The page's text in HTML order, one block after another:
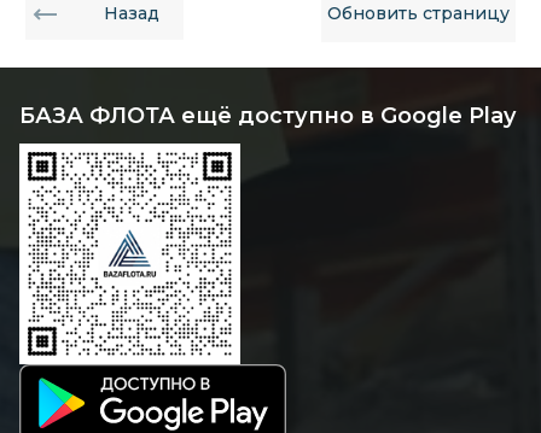
Назад Обновить страницу
БАЗА ФЛОТА ещё доступно в Google Play